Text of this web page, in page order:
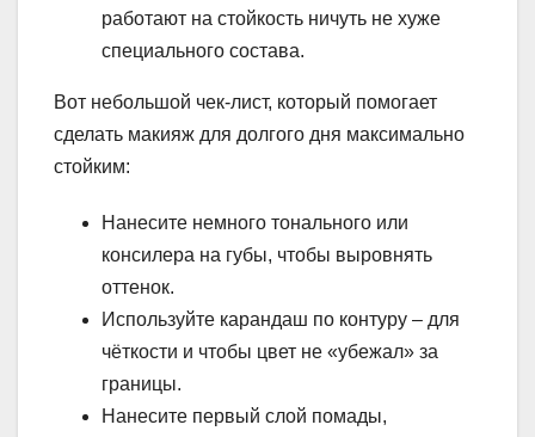
работают на стойкость ничуть не хуже
специального состава.
Вот небольшой чек-лист, который помогает
сделать макияж для долгого дня максимально
стойким:
Нанесите немного тонального или
консилера на губы, чтобы выровнять
оттенок.
Используйте карандаш по контуру – для
чёткости и чтобы цвет не «убежал» за
границы.
Нанесите первый слой помады,